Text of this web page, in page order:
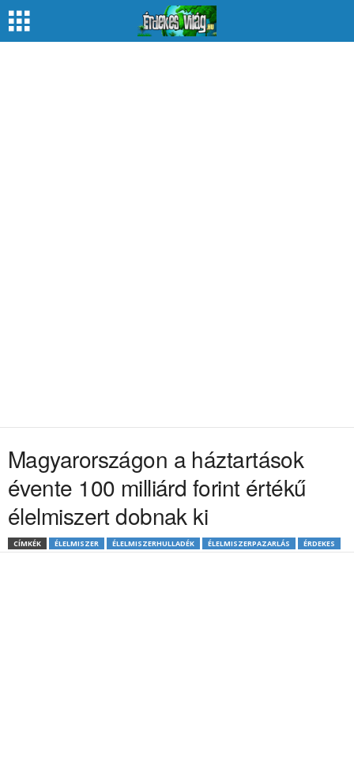
Magyarországon a háztartások
évente 100 milliárd forint értékű
élelmiszert dobnak ki
CÍMKÉK ÉLELMISZER ÉLELMISZERHULLADÉK ÉLELMISZERPAZARLÁS ÉRDEKES